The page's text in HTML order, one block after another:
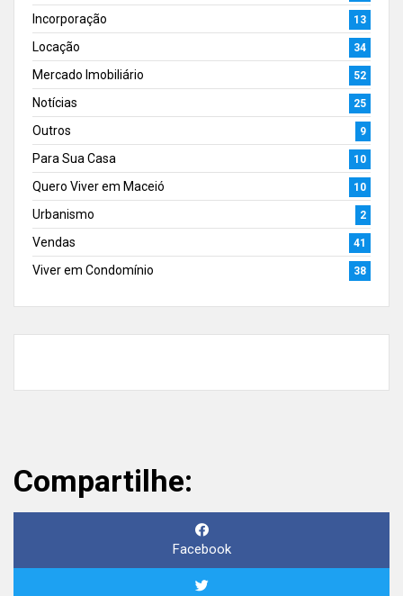
Incorporação 13
Locação 34
Mercado Imobiliário 52
Notícias 25
Outros 9
Para Sua Casa 10
Quero Viver em Maceió 10
Urbanismo 2
Vendas 41
Viver em Condomínio 38
Compartilhe:
Facebook